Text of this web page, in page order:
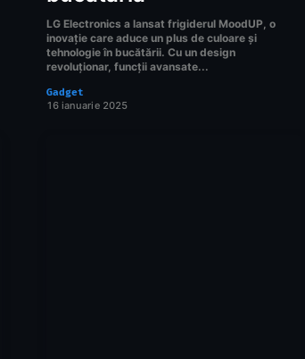
LG Electronics a lansat frigiderul MoodUP, o
inovație care aduce un plus de culoare și
tehnologie în bucătării. Cu un design
revoluționar, funcții avansate...
Gadget
16 ianuarie 2025